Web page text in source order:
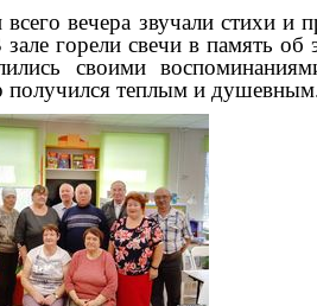
вечера звучали стихи
зале горели свечи в память
своими
получился теплым и